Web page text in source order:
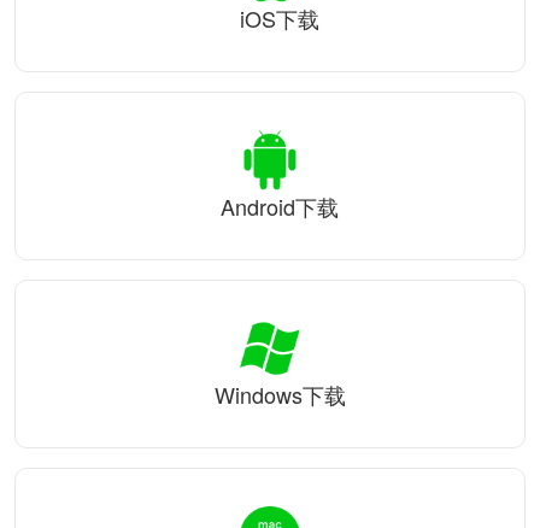
iOS下载
Android下载
Windows下载